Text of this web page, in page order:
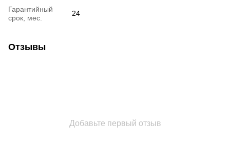
Гарантийный
срок, мес.
24
Отзывы
Добавьте первый отзыв